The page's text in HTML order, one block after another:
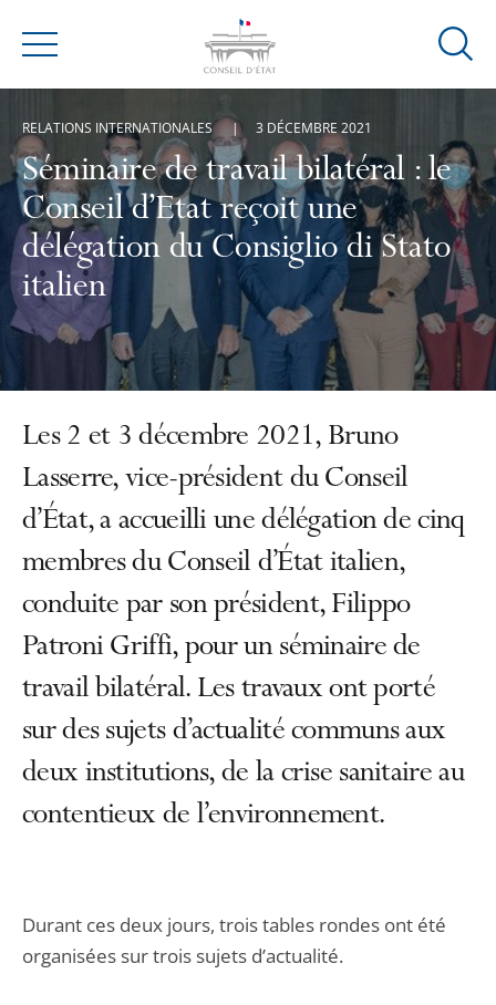
Menu
Ouvrir
Séminaire de travail bilatéral : le
Conseil d’Etat reçoit une
délégation du Consiglio di Stato
italien
RELATIONS INTERNATIONALES 3 DÉCEMBRE 2021
Les 2 et 3 décembre 2021, Bruno
Lasserre, vice-président du Conseil
d’État, a accueilli une délégation de cinq
membres du Conseil d’État italien,
conduite par son président, Filippo
Patroni Griffi, pour un séminaire de
travail bilatéral. Les travaux ont porté
sur des sujets d’actualité communs aux
deux institutions, de la crise sanitaire au
contentieux de l’environnement.
Durant ces deux jours, trois tables rondes ont été
organisées sur trois sujets d’actualité.